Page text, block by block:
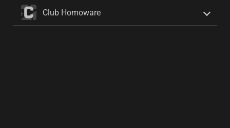
Club Homoware